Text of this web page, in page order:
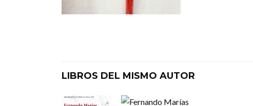
LIBROS DEL MISMO AUTOR